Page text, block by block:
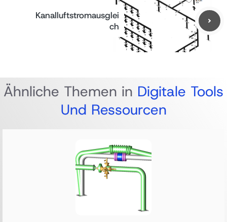
Kanalluftstromausglei
ch
Ähnliche Themen in Digitale Tools
Und Ressourcen